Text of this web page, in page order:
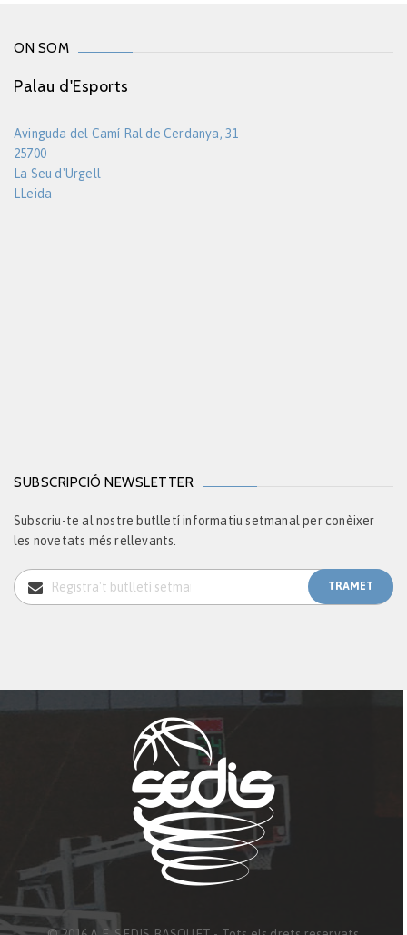
ON SOM
Palau d'Esports
Avinguda del Camí Ral de Cerdanya, 31
25700
La Seu d'Urgell
LLeida
SUBSCRIPCIÓ NEWSLETTER
Subscriu-te al nostre butlletí informatiu setmanal per conèixer
les novetats més rellevants.